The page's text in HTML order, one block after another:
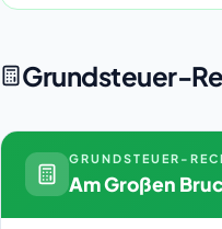
Grundsteuer-
GRUNDSTEUER-
Am Großen